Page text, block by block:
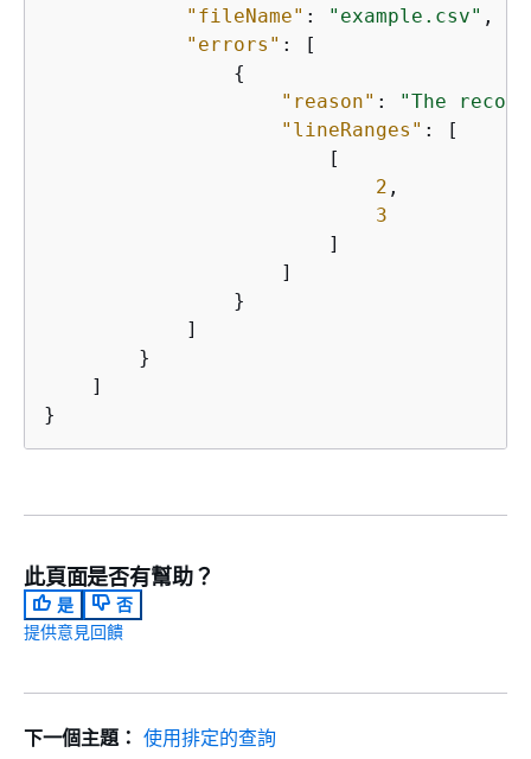
"fileName" : "example.csv" ,
"errors" : [
{
"reason" :
"The
"lineRanges" : [
                        [
2 ,
3
                        ]
                    ]
                }
            ]
        }
    ]
}
此頁面是否有幫助？
是
否
提供意見回饋
下一個主題： 使用排定的查詢